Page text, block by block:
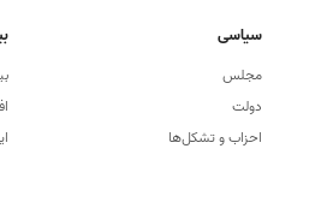
سیاسی
مجلس
دولت
احزاب و تشکل‌ها